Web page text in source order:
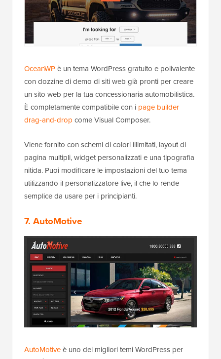
OceanWPè un tema WordPress gratuito e polivalente
con dozzine di demo di siti web già pronti per creare
un sito web per la tua concessionaria automobilistica.
È completamente compatibile con i page builder
drag-and-drop come Visual Composer.
Viene fornito con schemi di colori illimitati, layout di
pagina multipli, widget personalizzati e una tipografia
nitida. Puoi modificare le impostazioni del tuo tema
utilizzando il personalizzatore live, il che lo rende
semplice da usare per i principianti.
7. AutoMotive
AutoMotiveè uno dei migliori temi WordPress per